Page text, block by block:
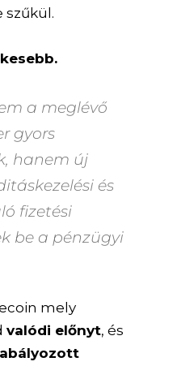
szűkül.
a meglévő
gyors
hanem új
és
fizetési
be a pénzügyi
mely
valódi előnyt, és